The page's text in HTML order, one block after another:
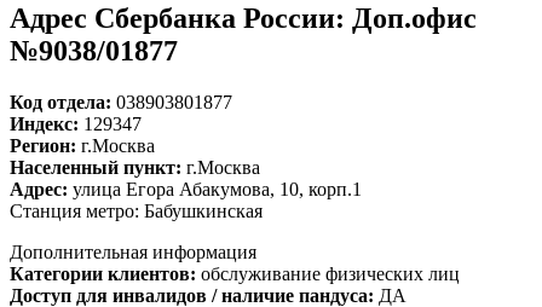
Адрес Сбербанка России: Доп.офис
№9038/01877
Код отдела: 038903801877
Индекс: 129347
Регион: г.Москва
Населенный пункт: г.Москва
Адрес: улица Егора Абакумова, 10, корп.1
Станция метро: Бабушкинская
Дополнительная информация
Категории клиентов: обслуживание физических лиц
Доступ для инвалидов / наличие пандуса: ДА